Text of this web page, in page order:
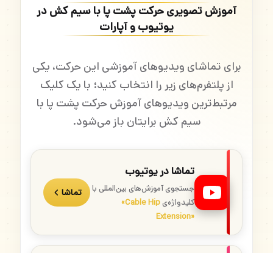
آموزش تصویری حرکت پشت پا با سیم کش در
یوتیوب و آپارات
برای تماشای ویدیوهای آموزشی این حرکت، یکی
از پلتفرم‌های زیر را انتخاب کنید؛ با یک کلیک
مرتبط‌ترین ویدیوهای آموزش حرکت پشت پا با
سیم کش برایتان باز می‌شود.
تماشا در یوتیوب
جستجوی آموزش‌های بین‌المللی با
کلیدواژه‌ی«Cable Hip
Extension»
تماشا